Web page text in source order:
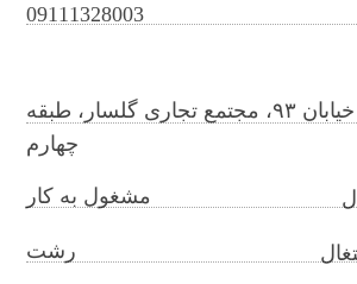
09111328003
رشت، نبش خیابان ۹۳، مجتمع تجاری گلسار، طبقه
چهارم
مشغول به کار
رشت